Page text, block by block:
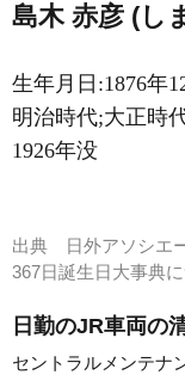
島木 赤彦 (し
生年月日:1876年
明治時代;大正時
1926年没
出典
日外アソシエ
367日誕生日大事典
日勤のJR車両の
セントラルメンテナ